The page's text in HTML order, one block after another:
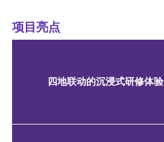
项目亮点
四地联动的沉浸式研修体验